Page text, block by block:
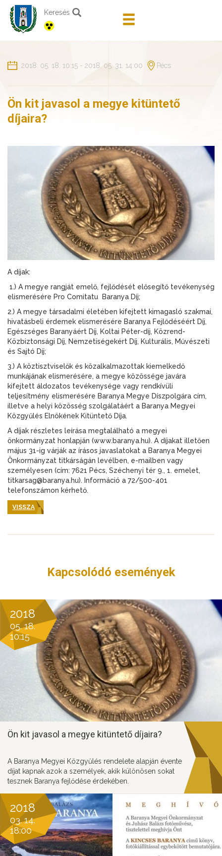
Keresés
Ön kit javasol a megye kitüntető
díjaira?
2018. 05. 18. 10:15 - 2018. 05. 31. 14:00 Pécs
A díjak:
1.) A megye rangját emelő, fejlődését elősegítő tevékenység
elismerésére Pro Comitatu Baranya Díj;
2.) A megye társadalmi életében kifejtett kimagasló szakmai,
hivatásbeli érdemek elismerésére Baranya Fejlődéséért Díj,
Egészséges Baranyáért Díj, Koltai Péter-díj, Közrend-
Közbiztonsági Díj, Nemzetiségekért Díj, Kulturális, Művészeti
és Sajtó Díj;
3.) A köztisztviselők és közalkalmazottak kiemelkedő
munkájának elismerésére, a megye közössége javára
kifejtett áldozatos tevékenysége vagy rendkívüli
teljesítmény elismerésére Baranya Megye Díszpolgára cím,
illetve a helyi közösség szolgálatáért a Baranya Megyei
Közgyűlés Elnökének Kitüntető Díja.
A díjak részletes leírása megtalálható a megyei
önkormányzat honlapján (www.baranya.hu). A díjakat illetően
május 31-ig várják az írásos javaslatokat a Baranya Megyei
Önkormányzat titkárságán levélben, e-mailben vagy
személyesen (cím: 7621 Pécs, Széchenyi tér 9., 1. emelet,
titkarsag@baranya.hu). Információ a 72/500-401
telefonszámon kérhető.
VISSZA
Kapcsolódó események
Ön kit javasol a megye kitüntető díjaira?
2018
05. 18.
10:15
A Baranya Megyei Közgyűlés rendelete alapján évente
díjat kapnak azok a személyek, akik különösen sokat
tesznek Baranya fejlődése érdekében.
2018
03. 14.
18:00